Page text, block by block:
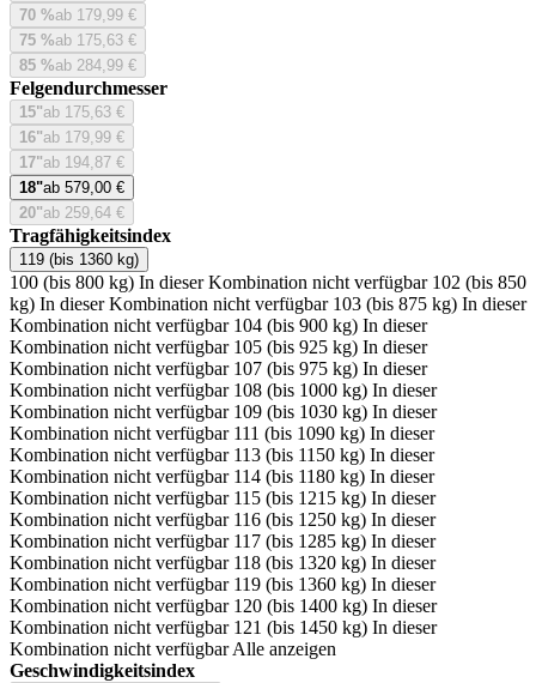
70 %ab 179,99 €
75 %ab 175,63 €
85 %ab 284,99 €
Felgendurchmesser
15"ab 175,63 €
16"ab 179,99 €
17"ab 194,87 €
18"ab 579,00 €
20"ab 259,64 €
Tragfähigkeitsindex
119 (bis 1360 kg)
100 (bis 800 kg) In dieser Kombination nicht verfügbar 102 (bis 850
kg) In dieser Kombination nicht verfügbar 103 (bis 875 kg) In dieser
Kombination nicht verfügbar 104 (bis 900 kg) In dieser
Kombination nicht verfügbar 105 (bis 925 kg) In dieser
Kombination nicht verfügbar 107 (bis 975 kg) In dieser
Kombination nicht verfügbar 108 (bis 1000 kg) In dieser
Kombination nicht verfügbar 109 (bis 1030 kg) In dieser
Kombination nicht verfügbar 111 (bis 1090 kg) In dieser
Kombination nicht verfügbar 113 (bis 1150 kg) In dieser
Kombination nicht verfügbar 114 (bis 1180 kg) In dieser
Kombination nicht verfügbar 115 (bis 1215 kg) In dieser
Kombination nicht verfügbar 116 (bis 1250 kg) In dieser
Kombination nicht verfügbar 117 (bis 1285 kg) In dieser
Kombination nicht verfügbar 118 (bis 1320 kg) In dieser
Kombination nicht verfügbar 119 (bis 1360 kg) In dieser
Kombination nicht verfügbar 120 (bis 1400 kg) In dieser
Kombination nicht verfügbar 121 (bis 1450 kg) In dieser
Kombination nicht verfügbar Alle anzeigen
Geschwindigkeitsindex